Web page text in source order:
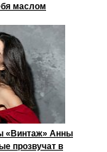
маслом
«Винтаж» Анны
прозвучат в